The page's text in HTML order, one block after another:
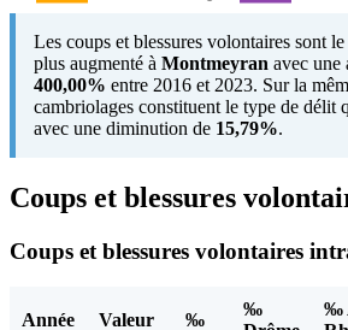
Les coups et blessures volontaires sont
plus augmenté à Montmeyran avec une
400,00% entre 2016 et 2023. Sur la
cambriolages constituent le type de délit
avec une diminution de 15,79%.
Coups et blessures
Coups et blessures volontaires
Année Valeur ‰
‰
‰